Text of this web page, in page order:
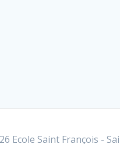
Ecole Saint François -